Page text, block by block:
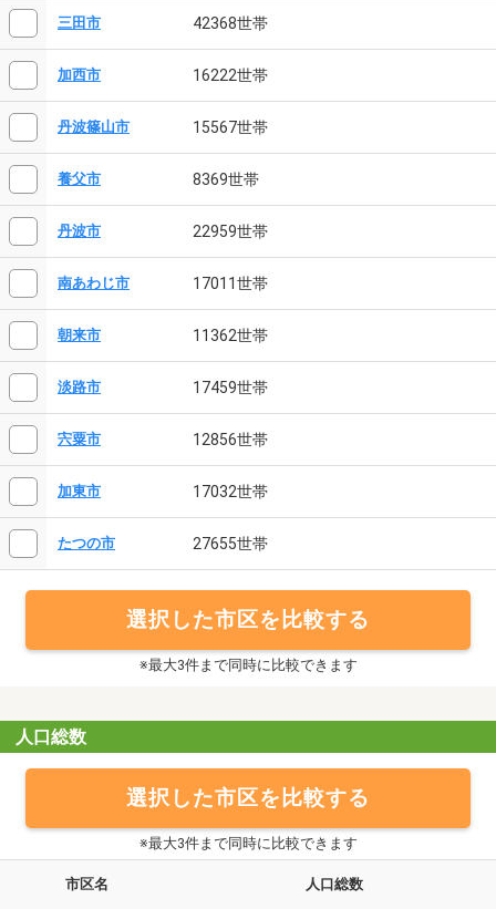
三田市 42368世帯
加西市 16222世帯
丹波篠山市 15567世帯
養父市 8369世帯
丹波市 22959世帯
南あわじ市 17011世帯
朝来市 11362世帯
淡路市 17459世帯
宍粟市 12856世帯
加東市 17032世帯
たつの市 27655世帯
選択した市区を比較する
※最大3件まで同時に比較できます
人口総数
選択した市区を比較する
※最大3件まで同時に比較できます
市区名 人口総数